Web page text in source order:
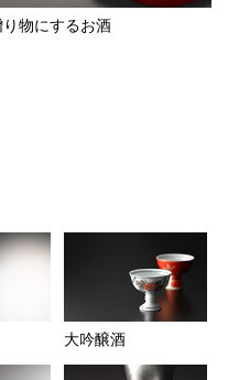
り物にするお酒
大吟醸酒